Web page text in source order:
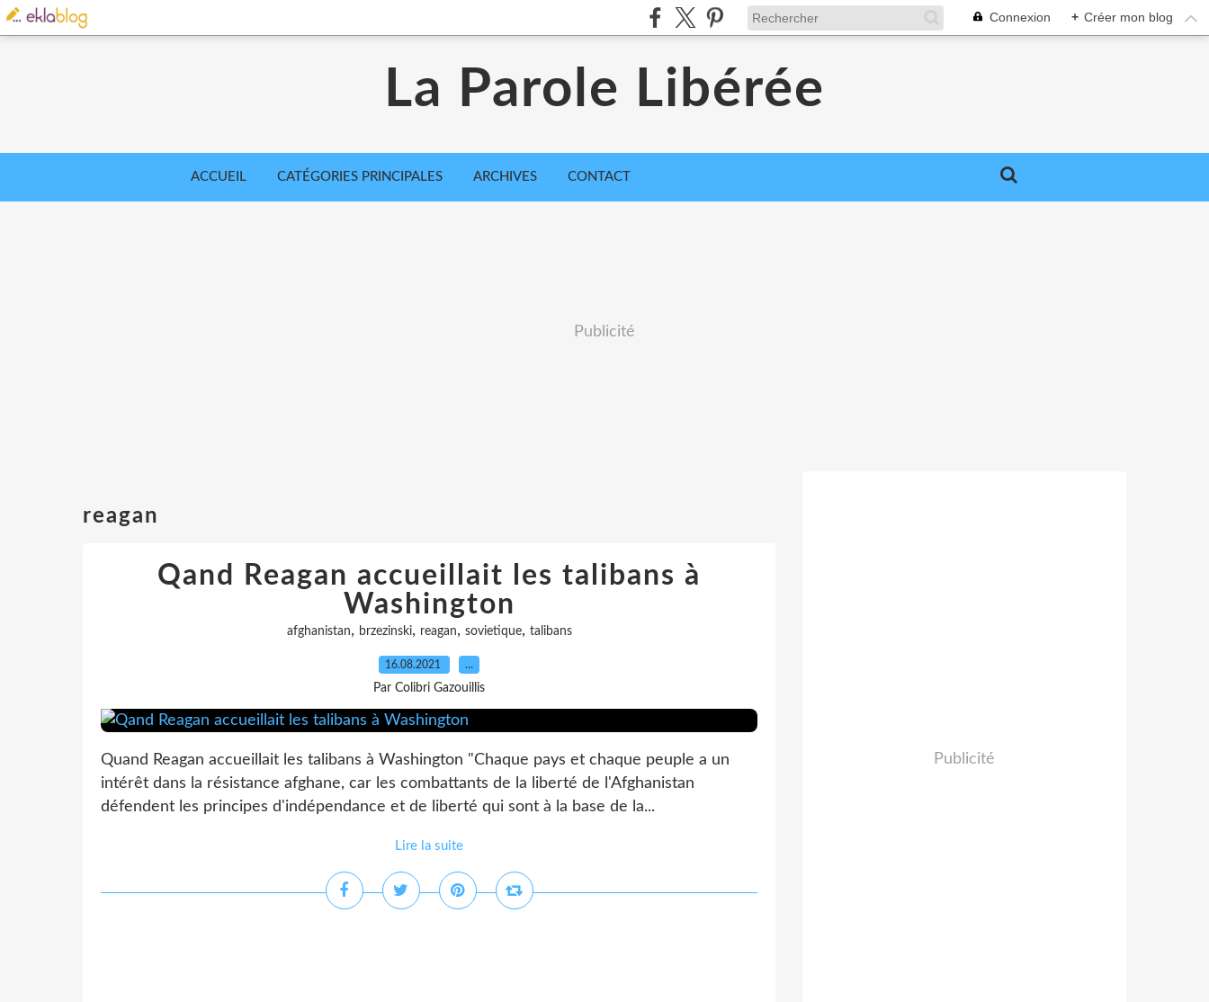
Connexion + Créer mon blog
La Parole Libérée
ACCUEIL CATÉGORIES PRINCIPALES ARCHIVES CONTACT
Publicité
reagan
Qand Reagan accueillait les talibans à
Washington
afghanistan, brzezinski, reagan, sovietique, talibans
16.08.2021 …
Par Colibri Gazouillis
Quand Reagan accueillait les talibans à Washington "Chaque pays et chaque peuple a un
intérêt dans la résistance afghane, car les combattants de la liberté de l'Afghanistan
défendent les principes d'indépendance et de liberté qui sont à la base de la...
Lire la suite
Publicité